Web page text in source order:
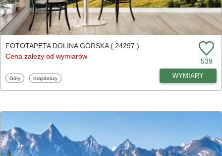
FOTOTAPETA DOLINA GÓRSKA ( 24297 )
Cena zależy od wymiarów
539
Fototapety
Góry Fototapety
Krajobrazy WYMIARY